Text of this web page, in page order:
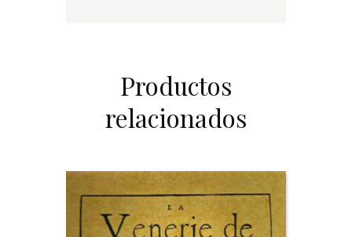
Productos
relacionados